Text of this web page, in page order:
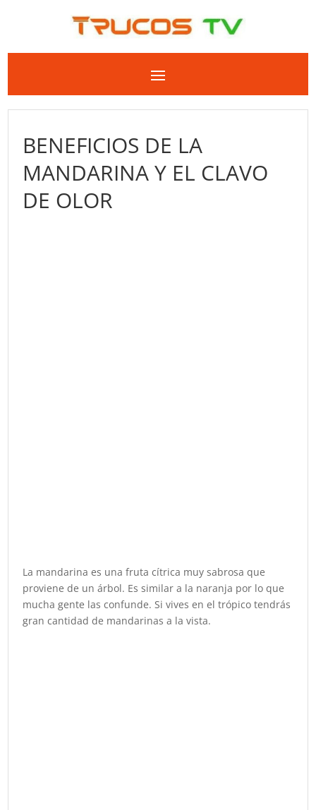
BENEFICIOS DE LA
MANDARINA Y EL CLAVO
DE OLOR
La mandarina es una fruta cítrica muy sabrosa que
proviene de un árbol. Es similar a la naranja por lo que
mucha gente las confunde. Si vives en el trópico tendrás
gran cantidad de mandarinas a la vista.